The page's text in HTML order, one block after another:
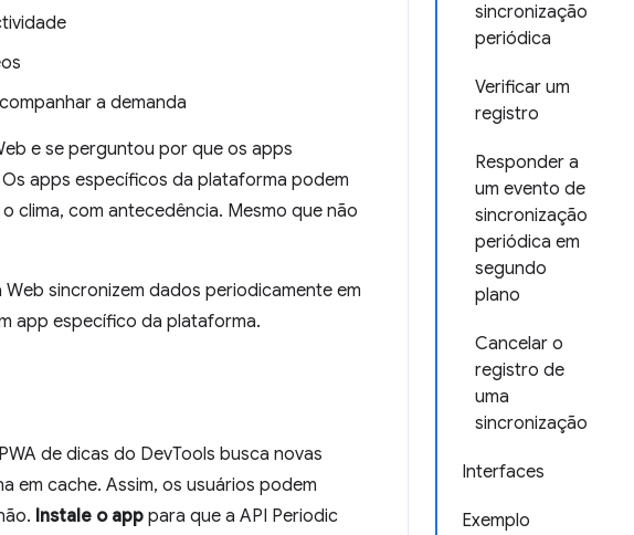
sincronização
periódica
Verificar um
registro
Responder a
um evento de
sincronização
periódica em
segundo
plano
Cancelar o
registro de
uma
sincronização
Interfaces
Exemplo
a demanda
e se perguntou por que os apps
apps específicos da plataforma podem
clima, com antecedência. Mesmo que não
sincronizem dados periodicamente em
app específico da plataforma.
de dicas do DevTools busca novas
em cache. Assim, os usuários podem
Instale o app para que a API Periodic